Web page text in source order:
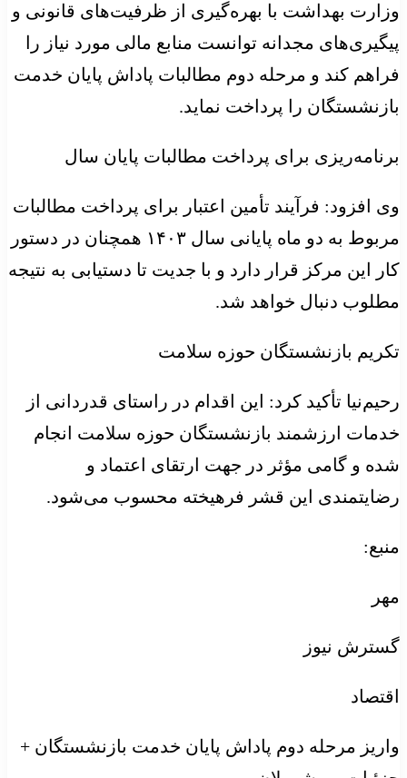
وزارت بهداشت با بهره‌گیری از ظرفیت‌های قانونی و
پیگیری‌های مجدانه توانست منابع مالی مورد نیاز را
فراهم کند و مرحله دوم مطالبات پاداش پایان خدمت
بازنشستگان را پرداخت نماید.
برنامه‌ریزی برای پرداخت مطالبات پایان سال
وی افزود: فرآیند تأمین اعتبار برای پرداخت مطالبات
مربوط به دو ماه پایانی سال ۱۴۰۳ همچنان در دستور
کار این مرکز قرار دارد و با جدیت تا دستیابی به نتیجه
مطلوب دنبال خواهد شد.
تکریم بازنشستگان حوزه سلامت
رحیم‌نیا تأکید کرد: این اقدام در راستای قدردانی از
خدمات ارزشمند بازنشستگان حوزه سلامت انجام
شده و گامی مؤثر در جهت ارتقای اعتماد و
رضایتمندی این قشر فرهیخته محسوب می‌شود.
منبع:
مهر
گسترش نیوز
اقتصاد
واریز مرحله دوم پاداش پایان خدمت بازنشستگان +